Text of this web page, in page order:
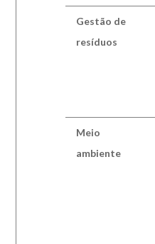
Gestão de
resíduos
Meio
ambiente